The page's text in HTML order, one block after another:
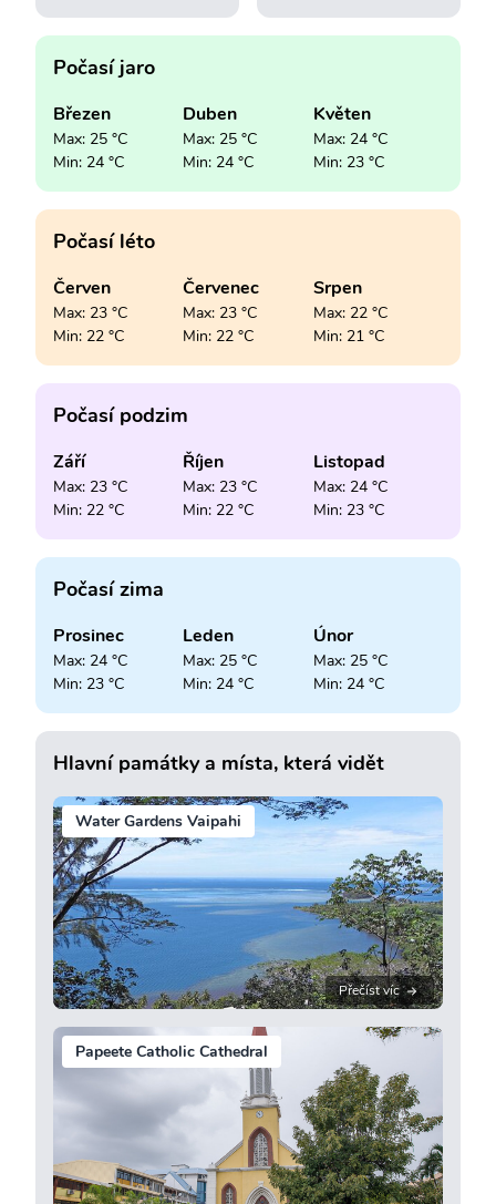
Počasí jaro
Březen
Max: 25 °C
Min: 24 °C
Duben
Max: 25 °C
Min: 24 °C
Květen
Max: 24 °C
Min: 23 °C
Počasí léto
Červen
Max: 23 °C
Min: 22 °C
Červenec
Max: 23 °C
Min: 22 °C
Srpen
Max: 22 °C
Min: 21 °C
Počasí podzim
Září
Max: 23 °C
Min: 22 °C
Říjen
Max: 23 °C
Min: 22 °C
Listopad
Max: 24 °C
Min: 23 °C
Počasí zima
Prosinec
Max: 24 °C
Min: 23 °C
Leden
Max: 25 °C
Min: 24 °C
Únor
Max: 25 °C
Min: 24 °C
Hlavní památky a místa, která vidět
Water Gardens Vaipahi
Přečíst víc
Papeete Catholic Cathedral